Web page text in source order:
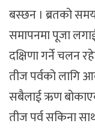
बस्छन । ब्रतको
समापनमा पूजा
दक्षिणा गर्ने चलन
तीज पर्वको लागि
सबैलाई ऋण
तीज पर्व सकिना